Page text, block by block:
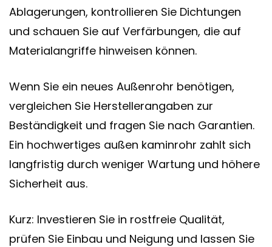
Ablagerungen, kontrollieren Sie Dichtungen
und schauen Sie auf Verfärbungen, die auf
Materialangriffe hinweisen können.
Wenn Sie ein neues Außenrohr benötigen,
vergleichen Sie Herstellerangaben zur
Beständigkeit und fragen Sie nach Garantien.
Ein hochwertiges außen kaminrohr zahlt sich
langfristig durch weniger Wartung und höhere
Sicherheit aus.
Kurz: Investieren Sie in rostfreie Qualität,
prüfen Sie Einbau und Neigung und lassen Sie